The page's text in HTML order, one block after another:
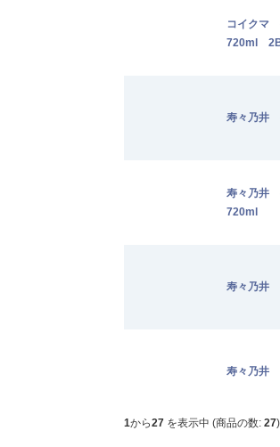
コイクマ
720ml
寿々乃井
寿々乃井
720ml
寿々乃井
寿々乃井
1から27 を表示中 (商品の数: 27)